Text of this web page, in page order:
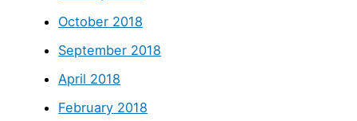
October 2018
September 2018
April 2018
February 2018